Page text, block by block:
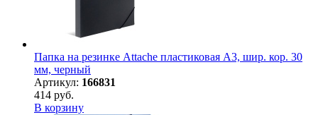
Папка на резинке Attache пластиковая А3, шир. кор. 30
мм, черный
Артикул: 166831
414 руб.
В корзину